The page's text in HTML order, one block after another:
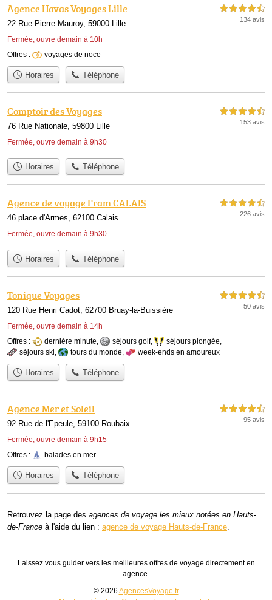
Agence Havas Voyages Lille
22 Rue Pierre Mauroy, 59000 Lille
Fermée, ouvre demain à 10h
4,5 étoiles sur 5
134 avis
Offres : voyages de noce
Horaires Téléphone
Comptoir des Voyages
76 Rue Nationale, 59800 Lille
Fermée, ouvre demain à 9h30
4,5 étoiles sur 5
153 avis
Horaires Téléphone
Agence de voyage Fram CALAIS
46 place d'Armes, 62100 Calais
Fermée, ouvre demain à 9h30
4,5 étoiles sur 5
226 avis
Horaires Téléphone
Tonique Voyages
120 Rue Henri Cadot, 62700 Bruay-la-Buissière
Fermée, ouvre demain à 14h
4,5 étoiles sur 5
50 avis
Offres : dernière minute séjours golf, séjours plongée
séjours ski
tours du monde week-ends en amoureux
Horaires Téléphone
Agence Mer et Soleil
92 Rue de l'Epeule, 59100 Roubaix
Fermée, ouvre demain à 9h15
4,5 étoiles sur 5
95 avis
Offres : balades en mer
Horaires Téléphone
Retrouvez la page des agences de voyage les mieux notées en Hauts-
de-France à l'aide du lien : agence de voyage Hauts-de-France
Laissez vous guider vers les meilleures offres de voyage directement en
agence.
© 2026 AgencesVoyage.fr